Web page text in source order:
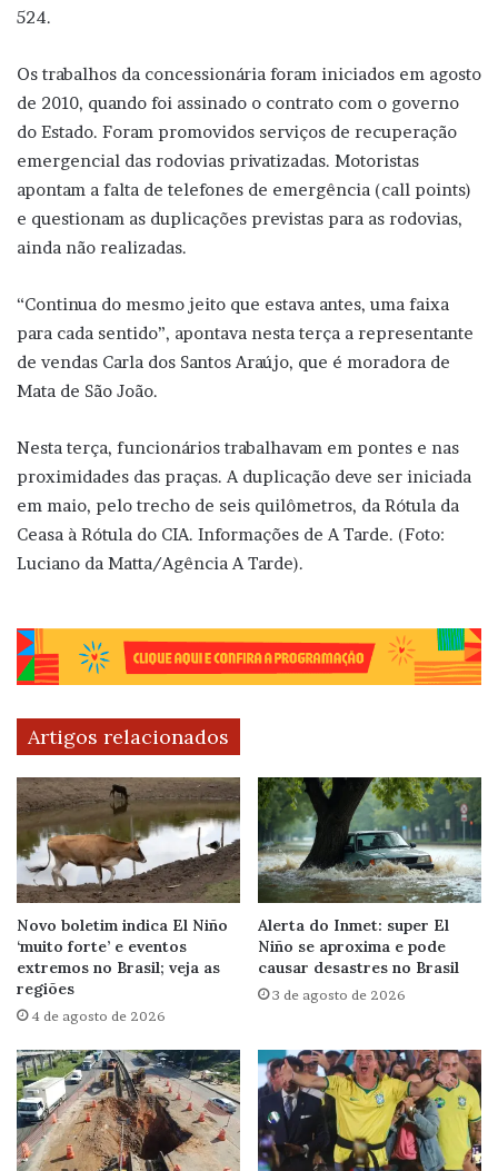
524.
Os trabalhos da concessionária foram iniciados em agosto
de 2010, quando foi assinado o contrato com o governo
do Estado. Foram promovidos serviços de recuperação
emergencial das rodovias privatizadas. Motoristas
apontam a falta de telefones de emergência (call points)
e questionam as duplicações previstas para as rodovias,
ainda não realizadas.
“Continua do mesmo jeito que estava antes, uma faixa
para cada sentido”, apontava nesta terça a representante
de vendas Carla dos Santos Araújo, que é moradora de
Mata de São João.
Nesta terça, funcionários trabalhavam em pontes e nas
proximidades das praças. A duplicação deve ser iniciada
em maio, pelo trecho de seis quilômetros, da Rótula da
Ceasa à Rótula do CIA. Informações de A Tarde. (Foto:
Luciano da Matta/Agência A Tarde).
Artigos relacionados
Novo boletim indica El Niño
‘muito forte’ e eventos
extremos no Brasil; veja as
regiões
4 de agosto de 2026
Alerta do Inmet: super El
Niño se aproxima e pode
causar desastres no Brasil
3 de agosto de 2026